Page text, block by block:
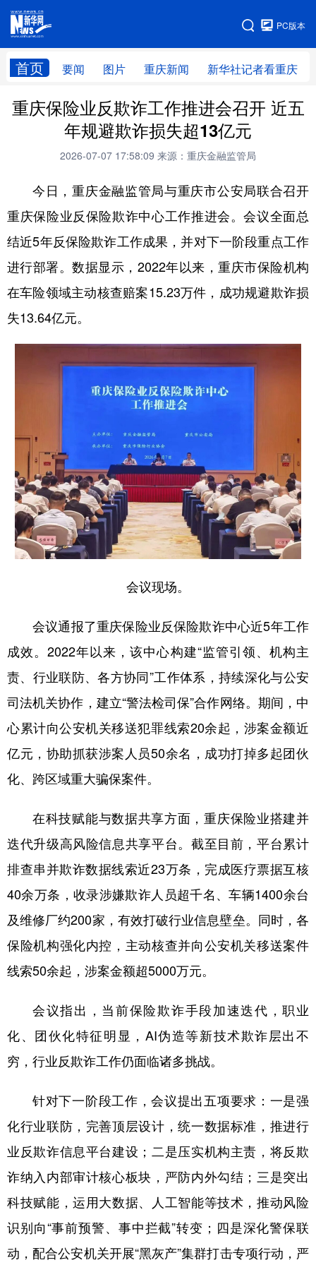
PC版本
首页 要闻 图片 重庆新闻 新华社记者看重庆
网站地图
重庆保险业反欺诈工作推进会召开 近五
年规避欺诈损失超13亿元
2026-07-07 17:58:09 来源：重庆金融监管局
今日，重庆金融监管局与重庆市公安局联合召开
重庆保险业反保险欺诈中心工作推进会。会议全面总
结近5年反保险欺诈工作成果，并对下一阶段重点工作
进行部署。数据显示，2022年以来，重庆市保险机构
在车险领域主动核查赔案15.23万件，成功规避欺诈损
失13.64亿元。
会议现场。
会议通报了重庆保险业反保险欺诈中心近5年工作
成效。2022年以来，该中心构建“监管引领、机构主
责、行业联防、各方协同”工作体系，持续深化与公安
司法机关协作，建立“警法检司保”合作网络。期间，中
心累计向公安机关移送犯罪线索20余起，涉案金额近
亿元，协助抓获涉案人员50余名，成功打掉多起团伙
化、跨区域重大骗保案件。
在科技赋能与数据共享方面，重庆保险业搭建并
迭代升级高风险信息共享平台。截至目前，平台累计
排查串并欺诈数据线索近23万条，完成医疗票据互核
40余万条，收录涉嫌欺诈人员超千名、车辆1400余台
及维修厂约200家，有效打破行业信息壁垒。同时，各
保险机构强化内控，主动核查并向公安机关移送案件
线索50余起，涉案金额超5000万元。
会议指出，当前保险欺诈手段加速迭代，职业
化、团伙化特征明显，AI伪造等新技术欺诈层出不
穷，行业反欺诈工作仍面临诸多挑战。
针对下一阶段工作，会议提出五项要求：一是强
化行业联防，完善顶层设计，统一数据标准，推进行
业反欺诈信息平台建设；二是压实机构主责，将反欺
诈纳入内部审计核心板块，严防内外勾结；三是突出
科技赋能，运用大数据、人工智能等技术，推动风险
识别向“事前预警、事中拦截”转变；四是深化警保联
动，配合公安机关开展“黑灰产”集群打击专项行动，严